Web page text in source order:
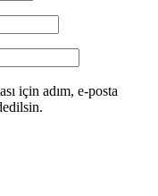
için adım, e-posta